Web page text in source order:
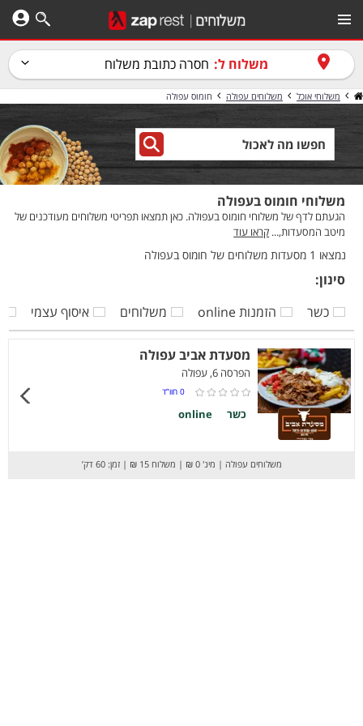
משלוח ל: חסרה כתובת משלוח
משלוחי אוכל משלוחים עפולה חומוס עפולה
משלוחי חומוס בעפולה
הגעתם לדף של משלוחי חומוס בעפולה. כאן תמצאו תפריטי משלוחים מעודכנים של
מיטב המסעדות,... קראו עוד
נמצאו 1 מסעדות משלוחים של חומוס בעפולה
סינון:
כשר
הזמנות online משלוחים איסוף עצמי
מסעדת אביב עפולה
הפרסה 6, עפולה
0 חוו”ד
כשר online
משלוחים עפולה | מינ' 0 ₪ | משלוח 15 ₪ | זמן: 60 דק’